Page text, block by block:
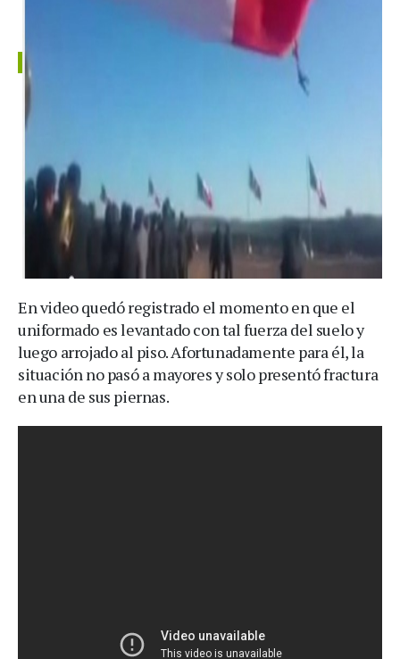
En video quedó registrado el momento en que el
uniformado es levantado con tal fuerza del suelo y
luego arrojado al piso. Afortunadamente para él, la
situación no pasó a mayores y solo presentó fractura
en una de sus piernas.